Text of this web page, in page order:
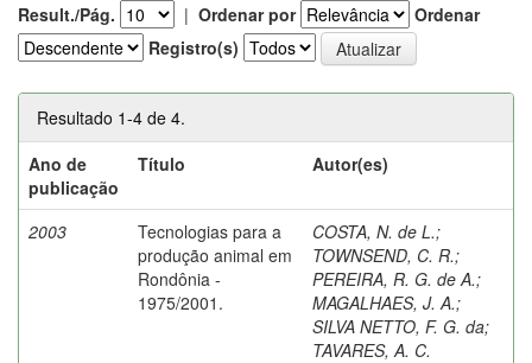
Result./Pág. | Ordenar por
Ordenar
Registro(s)
Resultado 1-4 de 4.
Ano de
publicação
Título Autor(es)
2003
Tecnologias para a
produção animal em
Rondônia -
1975/2001.
COSTA, N. de L.;
TOWNSEND, C. R.;
PEREIRA, R. G. de A.;
MAGALHAES, J. A.;
SILVA NETTO, F. G. da;
TAVARES, A. C.